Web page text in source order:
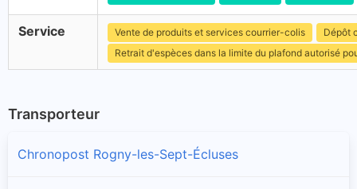
Service Vente de produits et services courrier-colis
Dépôt
Retrait d'espèces dans la limite du plafond autorisé
Transporteur
Chronopost Rogny-les-Sept-Écluses